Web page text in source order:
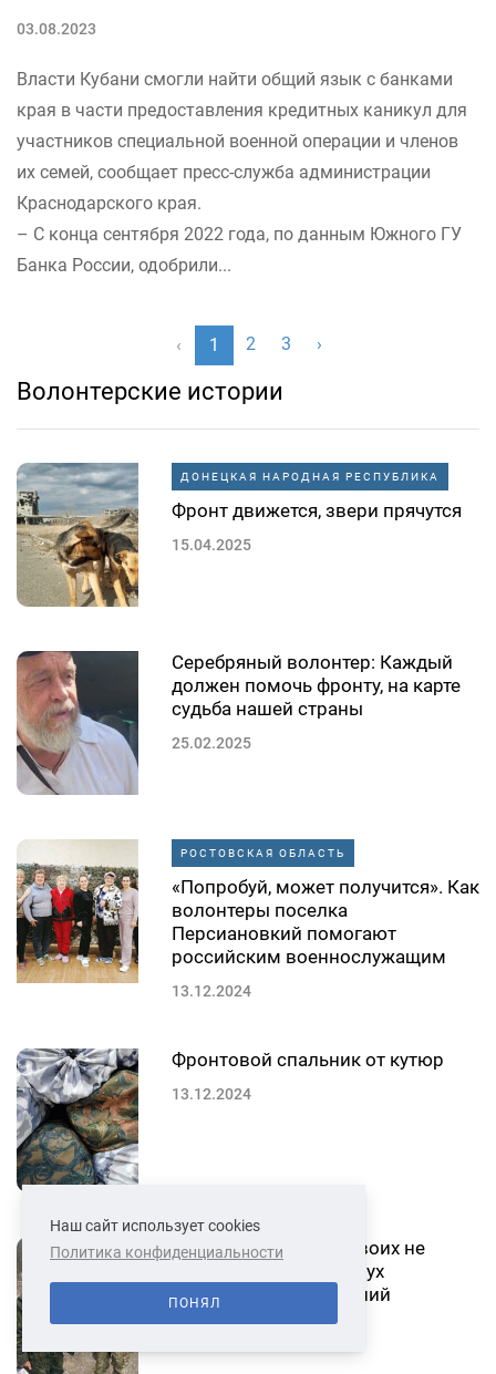
03.08.2023
Власти Кубани смогли найти общий язык с банками
края в части предоставления кредитных каникул для
участников специальной военной операции и членов
их семей, сообщает пресс-служба администрации
Краснодарского края.
– С конца сентября 2022 года, по данным Южного ГУ
Банка России, одобрили...
‹ 1 2 3 ›
Волонтерские истории
ДОНЕЦКАЯ НАРОДНАЯ РЕСПУБЛИКА
Фронт движется, звери прячутся
15.04.2025
Серебряный волонтер: Каждый
должен помочь фронту, на карте
судьба нашей страны
25.02.2025
РОСТОВСКАЯ ОБЛАСТЬ
«Попробуй, может получится». Как
волонтеры поселка
Персиановкий помогают
российским военнослужащим
13.12.2024
Фронтовой спальник от кутюр
13.12.2024
«Свеча Победы» и «Своих не
бросаем»: истории двух
волонтерских движений
12.12.2024
Наш сайт использует cookies
Политика конфиденциальности
ПОНЯЛ